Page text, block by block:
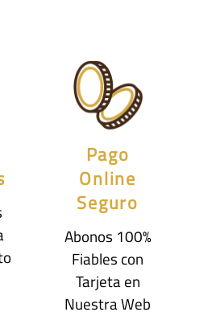
Pago
Online
Seguro
Abonos 100%
Fiables con
Tarjeta en
Nuestra Web